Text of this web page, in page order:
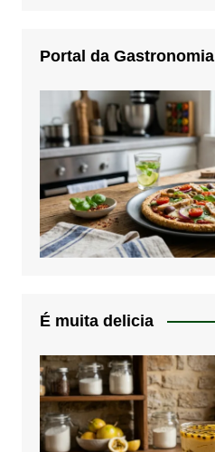
Portal da Gastronomia
É muita delicia